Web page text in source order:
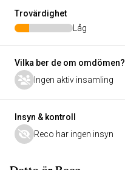
Trovärdighet
Låg
Vilka ber de om omdömen?
Ingen aktiv insamling
Insyn & kontroll
Reco har ingen insyn